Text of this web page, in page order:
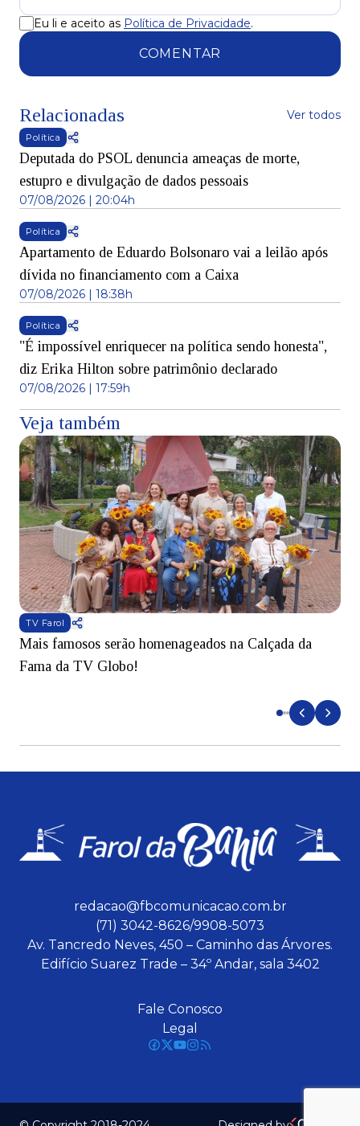
Eu li e aceito as Política de Privacidade.
COMENTAR
Relacionadas Ver todos
Política
Deputada do PSOL denuncia ameaças de morte,
estupro e divulgação de dados pessoais
07/08/2026 | 20:04h
Política
Apartamento de Eduardo Bolsonaro vai a leilão após
dívida no financiamento com a Caixa
07/08/2026 | 18:38h
Política
"É impossível enriquecer na política sendo honesta",
diz Erika Hilton sobre patrimônio declarado
07/08/2026 | 17:59h
Veja também
TV Farol
Mais famosos serão homenageados na Calçada da
Fama da TV Globo!
redacao@fbcomunicacao.com.br
(71) 3042-8626/9908-5073
Av. Tancredo Neves, 450 – Caminho das Árvores.
Edifício Suarez Trade – 34º Andar, sala 3402
Fale Conosco
Legal